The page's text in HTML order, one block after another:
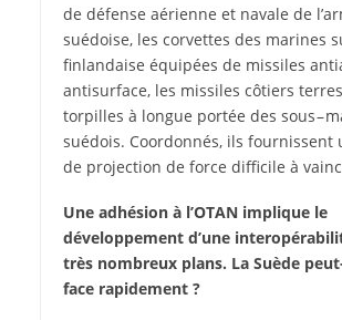
de défense aérienne et navale de
suédoise, les corvettes des marines
finlandaise équipées de missiles
antisurface, les missiles côtiers
torpilles à longue portée des sous –
suédois. Coordonnés, ils fournissent
de projection de force difficile à
Une adhésion à l’OTAN implique le
développement d’une
très nombreux plans. La Suède
face rapidement ?